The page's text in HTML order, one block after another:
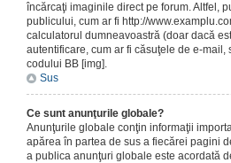
încărcaţi imaginile direct pe forum. Altfel,
publicului, cum ar fi http://
calculatorul dumneavoastră (doar dacă
autentificare, cum ar fi căsuţele de e-
codului BB [img].
Sus
Ce sunt anunţurile globale?
Anunţurile globale conţin informaţii
apărea în partea de sus a fiecărei pagini
a publica anunţuri globale este acordată